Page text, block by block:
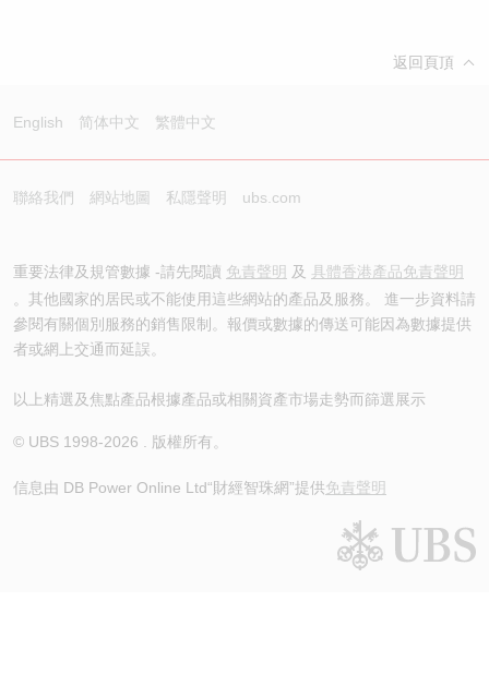
返回頁頂
English 简体中文 繁體中文
聯絡我們 網站地圖 私隱聲明 ubs.com
重要法律及規管數據 -請先閱讀 免責聲明 及 具體香港產品免責聲明
。其他國家的居民或不能使用這些網站的產品及服務。 進一步資料請
參閱有關個別服務的銷售限制。報價或數據的傳送可能因為數據提供
者或網上交通而延誤。
以上精選及焦點產品根據產品或相關資產市場走勢而篩選展示
© UBS 1998-2026 . 版權所有。
信息由 DB Power Online Ltd“財經智珠網”提供免責聲明